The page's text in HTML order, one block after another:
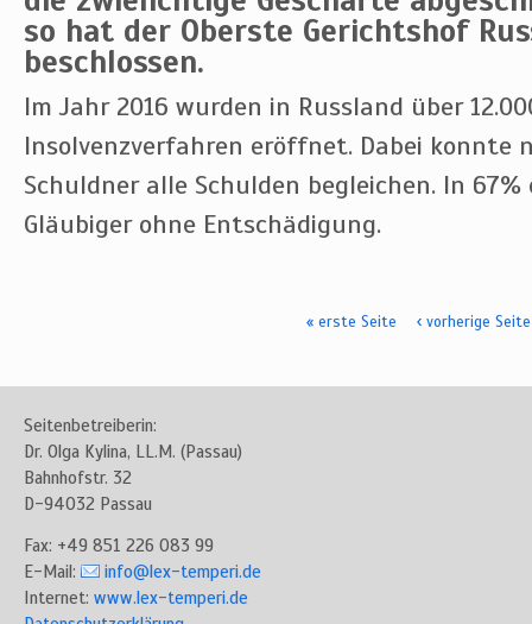
so hat der Oberste Gerichtshof
beschlossen.
Im Jahr 2016 wurden in Russland über
Insolvenzverfahren eröffnet. Dabei konnte
Schuldner alle Schulden begleichen. In
Gläubiger ohne Entschädigung.
« erste Seite ‹ vorherige Seite
Seitenbetreiberin:
Dr. Olga Kylina, LL.M. (Passau)
Bahnhofstr. 32
D-94032 Passau
Fax: +49 851 226 083 99
E-Mail:
info@lex-temperi.de
Internet: www.lex-temperi.de